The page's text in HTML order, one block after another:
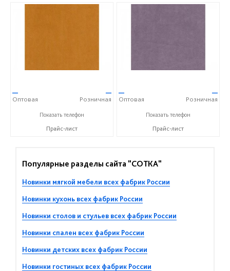
—
Оптовая
—
Розничная
+7(343)256-82-55
Показать телефон
Прайс-лист
—
Оптовая
—
Розничная
+7(343)256-82-55
Показать телефон
Прайс-лист
Популярные разделы сайта "СОТКА"
Новинки мягкой мебели всех фабрик России
Новинки кухонь всех фабрик России
Новинки столов и стульев всех фабрик России
Новинки спален всех фабрик России
Новинки детских всех фабрик России
Новинки гостиных всех фабрик России